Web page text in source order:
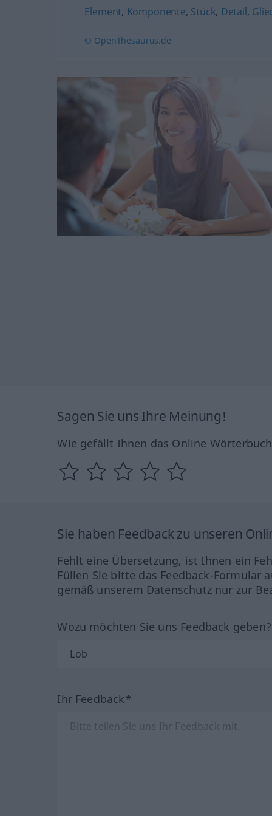
Element, Komponente, Stück, Detail,
© OpenThesaurus.de
Sagen Sie uns Ihre Meinung!
Wie gefällt Ihnen das Online
Sie haben Feedback zu unseren
Fehlt eine Übersetzung, ist Ihnen ein
Füllen Sie bitte das Feedback-Formular
gemäß unserem Datenschutz nur zur
Wozu möchten Sie uns Feedback
Ihr Feedback*